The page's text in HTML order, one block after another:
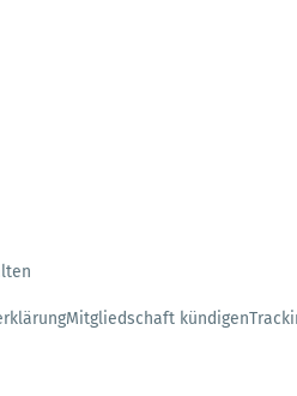
Mitgliedschaft kündigen